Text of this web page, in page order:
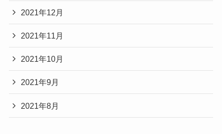
2021年12月
2021年11月
2021年10月
2021年9月
2021年8月